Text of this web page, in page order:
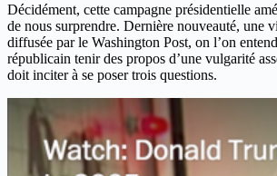
Décidément, cette campagne présidentielle
de nous surprendre. Dernière nouveauté, une
diffusée par le Washington Post, on l’on
républicain tenir des propos d’une vulgarité
doit inciter à se poser trois questions.